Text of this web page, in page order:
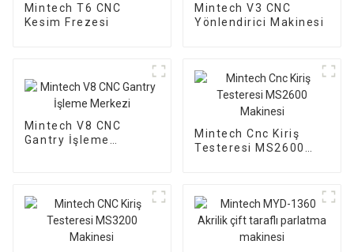
Mintech T6 CNC
Kesim Frezesi
Mintech V3 CNC
Yönlendirici Makinesi
Mintech V8 CNC
Gantry İşleme
Mintech Cnc Kiriş
Testeresi MS2600